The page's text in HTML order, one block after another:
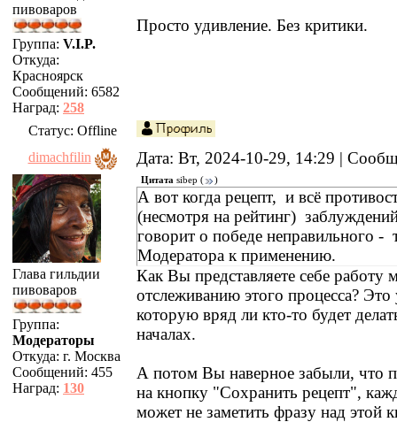
пивоваров
Группа: V.I.P.
Откуда:
Красноярск
Сообщений: 6582
Наград: 258
Просто удивление. Без критики.
Статус: Offline
dimachfilin
Дата: Вт, 2024-10-29, 14:29 |
Глава гильдии
пивоваров
Группа:
Модераторы
Откуда: г. Москва
Сообщений: 455
Наград: 130
Цитата sibep ( )
А вот когда рецепт, и всё
(несмотря на рейтинг)
говорит о победе неправильного -
Модератора к применению.
Как Вы представляете себе работу
отслеживанию этого процесса?
которую вряд ли кто-то будет
началах.
А потом Вы наверное забыли, что
на кнопку "Сохранить рецепт",
может не заметить фразу над этой